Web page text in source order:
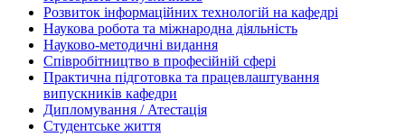
Розвиток інформаційних технологій на кафедрі
Наукова робота та міжнародна діяльність
Науково-методичні видання
Співробітництво в професійній сфері
Практична підготовка та працевлаштування
випускників кафедри
Дипломування / Атестація
Студентське життя